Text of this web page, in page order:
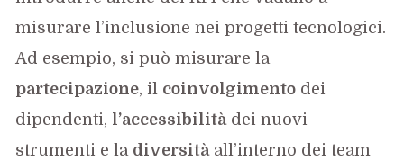
misurare l’inclusione nei progetti tecnologici.
Ad esempio, si può misurare la
partecipazione, il coinvolgimento dei
dipendenti, l’accessibilità dei nuovi
strumenti e la diversità all’interno dei team